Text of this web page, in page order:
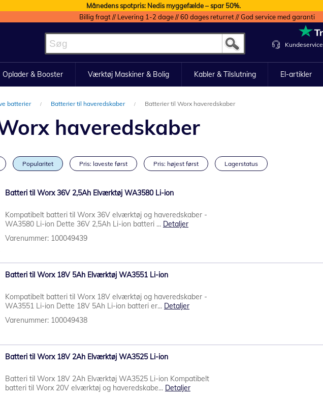
Månedens spotpris: Nedis myggefælde – spar 50%.
Billig fragt // Levering 1-2 dage // 60 dages returret // God service med garanti
Kundeservice
Oplader & Booster Værktøj Maskiner & Bolig Kabler & Tilslutning El-artikler
batterier Batterier til haveredskaber Batterier til Worx haveredskaber
haveredskaber
Popularitet Pris: laveste først Pris: højest først Lagerstatus
Batteri til Worx 36V 2,5Ah Elværktøj WA3580 Li-ion
Kompatibelt batteri til Worx 36V elværktøj og haveredskaber -
WA3580 Li-ion Dette 36V 2,5Ah Li-ion batteri ... Detaljer
Varenummer: 100049439
Batteri til Worx 18V 5Ah Elværktøj WA3551 Li-ion
Kompatibelt batteri til Worx 18V elværktøj og haveredskaber -
WA3551 Li-ion Dette 18V 5Ah Li-ion batteri er... Detaljer
Varenummer: 100049438
Batteri til Worx 18V 2Ah Elværktøj WA3525 Li-ion
Batteri til Worx 18V 2Ah Elværktøj WA3525 Li-ion Kompatibelt
batteri til Worx 20V elværktøj og haveredskabe... Detaljer